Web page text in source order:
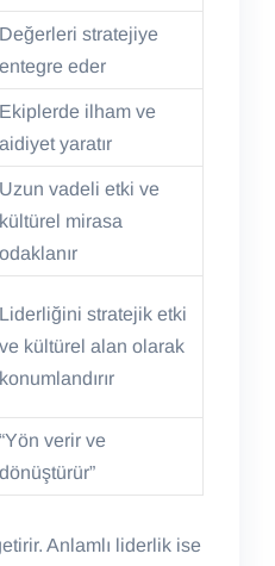
Değerleri stratejiye
entegre eder
Ekiplerde ilham ve
aidiyet yaratır
Uzun vadeli etki ve
kültürel mirasa
odaklanır
Liderliğini stratejik etki
ve kültürel alan olarak
konumlandırır
“Yön verir ve
dönüştürür”
Anlamlı liderlik ise